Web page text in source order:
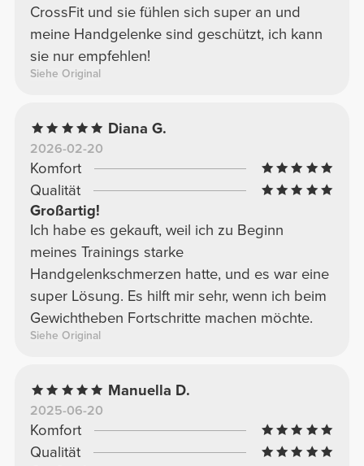
CrossFit und sie fühlen sich super an und
meine Handgelenke sind geschützt, ich kann
sie nur empfehlen!
Siehe Original
Diana G.
2026-02-20
Komfort
Qualität
Großartig!
Ich habe es gekauft, weil ich zu Beginn
meines Trainings starke
Handgelenkschmerzen hatte, und es war eine
super Lösung. Es hilft mir sehr, wenn ich beim
Gewichtheben Fortschritte machen möchte.
Siehe Original
Manuella D.
2025-06-20
Komfort
Qualität